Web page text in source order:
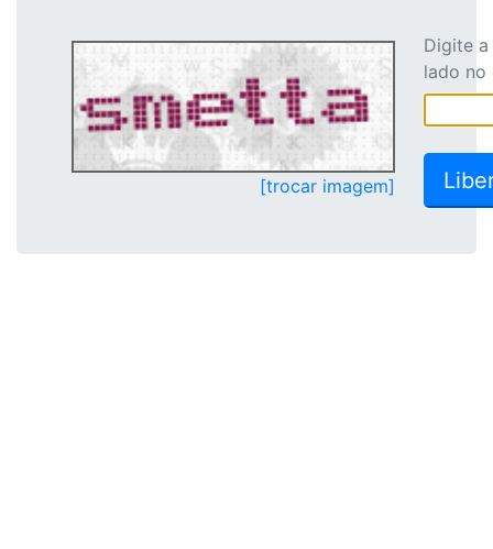
[trocar imagem]
Digite
lado no